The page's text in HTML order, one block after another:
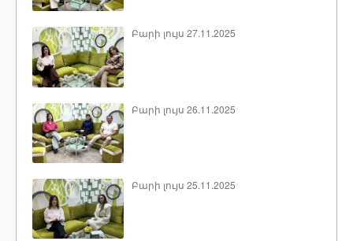
Բարի լույս 27.11.2025
Բարի լույս 26.11.2025
Բարի լույս 25.11.2025